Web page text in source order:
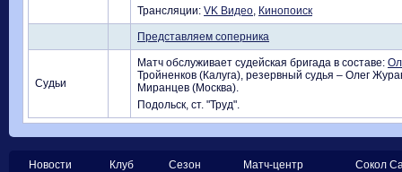
Трансляции: VK Видео, Кинопоиск
Представляем соперника
Судьи
Матч обслуживает судейская бригада в составе:
Тройненков (Калуга), резервный судья – Олег
Миранцев (Москва).
Подольск, ст. "Труд".
Новости Клуб Сезон Матч-центр Сокол